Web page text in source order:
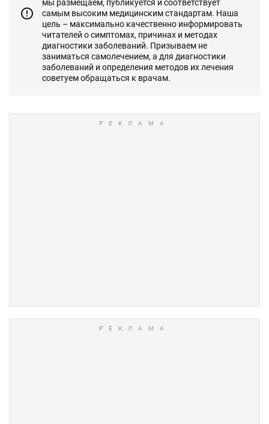
мы размещаем, публикуется и соответствует
самым высоким медицинским стандартам. Наша
цель – максимально качественно информировать
читателей о симптомах, причинах и методах
диагностики заболеваний. Призываем не
заниматься самолечением, а для диагностики
заболеваний и определения методов их лечения
советуем обращаться к врачам.